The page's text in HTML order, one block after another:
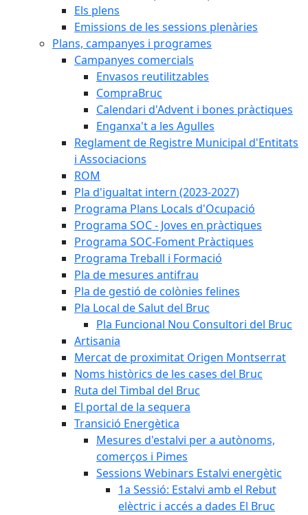
Els plens
Emissions de les sessions plenàries
Plans, campanyes i programes
Campanyes comercials
Envasos reutilitzables
CompraBruc
Calendari d'Advent i bones pràctiques
Enganxa't a les Agulles
Reglament de Registre Municipal d'Entitats
i Associacions
ROM
Pla d'igualtat intern (2023-2027)
Programa Plans Locals d'Ocupació
Programa SOC - Joves en pràctiques
Programa SOC-Foment Pràctiques
Programa Treball i Formació
Pla de mesures antifrau
Pla de gestió de colònies felines
Pla Local de Salut del Bruc
Pla Funcional Nou Consultori del Bruc
Artisania
Mercat de proximitat Origen Montserrat
Noms històrics de les cases del Bruc
Ruta del Timbal del Bruc
El portal de la sequera
Transició Energètica
Mesures d'estalvi per a autònoms,
comerços i Pimes
Sessions Webinars Estalvi energètic
1a Sessió: Estalvi amb el Rebut
elèctric i accés a dades El Bruc